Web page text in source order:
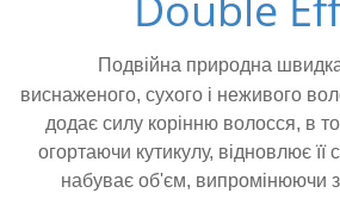
Подвійна природна
виснаженого, сухого і неживого
додає силу корінню волосся, в
огортаючи кутикулу, відновлює її
набуває об'єм, випромінюючи